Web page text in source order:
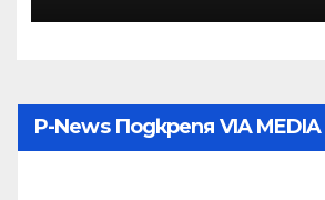
P-News Подкрепя VIA MEDIA